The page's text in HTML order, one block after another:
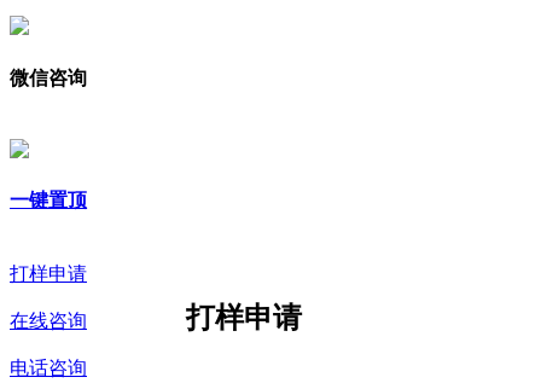
微信咨询
一键置顶
打样申请
在线咨询
电话咨询
打样申请